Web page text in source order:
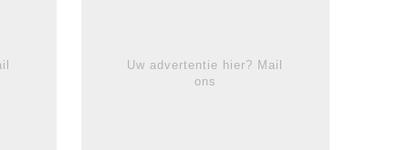
Uw advertentie hier? Mail
ons